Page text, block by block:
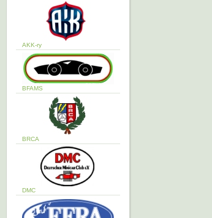
AKK-ry
BFAMS
BRCA
DMC